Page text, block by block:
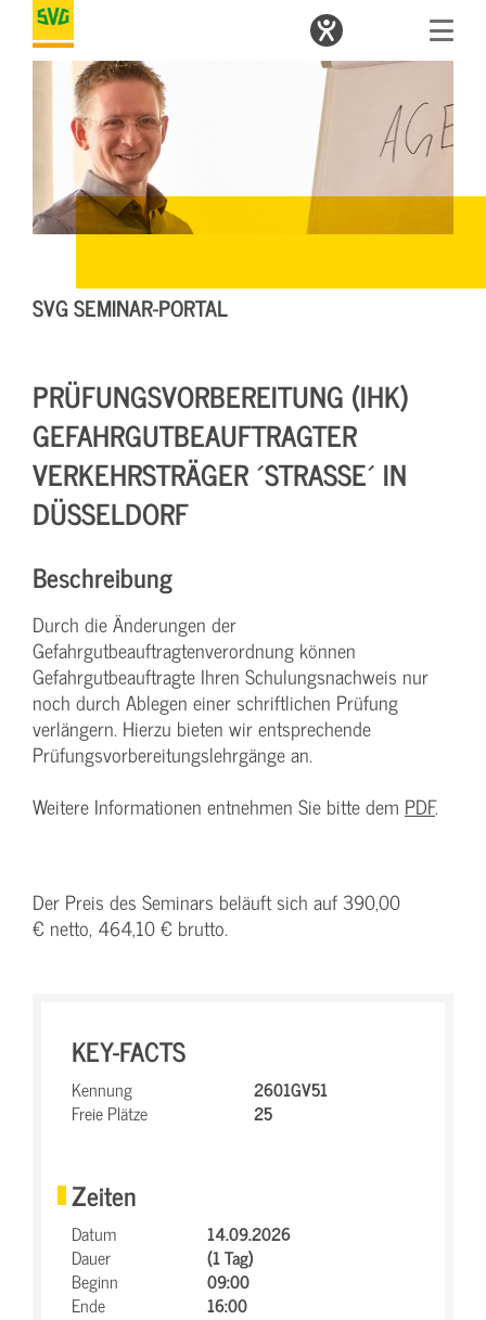
SVG SEMINAR-PORTAL
PRÜFUNGSVORBEREITUNG (IHK)
GEFAHRGUTBEAUFTRAGTER
VERKEHRSTRÄGER ´STRASSE´ IN D
ÜSSELDORF
Beschreibung
Durch die Änderungen der
Gefahrgutbeauftragtenverordnung können
Gefahrgutbeauftragte Ihren Schulungsnachweis nur
noch durch Ablegen einer schriftlichen Prüfung
verlängern. Hierzu bieten wir entsprechende
Prüfungsvorbereitungslehrgänge an.
Weitere Informationen entnehmen Sie bitte dem PDF.
Der Preis des Seminars beläuft sich auf 390,00
€ netto, 464,10 € brutto.
KEY-FACTS
Kennung
2601GV51
Freie Plätze
25
Zeiten
Datum
14.09.2026
Dauer
(1 Tag)
Beginn
09:00
Ende
16:00